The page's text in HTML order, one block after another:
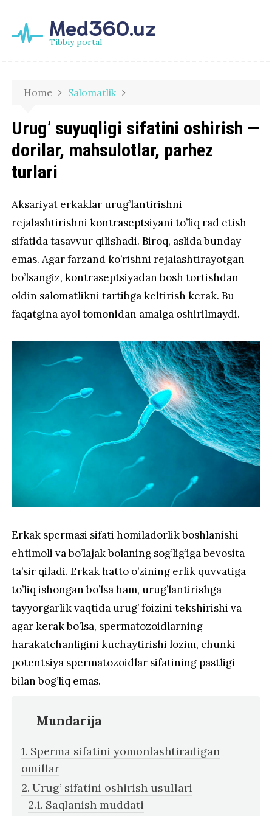
Med360.uz
Tibbiy portal
Home Salomatlik
Urug’ suyuqligi sifatini oshirish —
dorilar, mahsulotlar, parhez
turlari
Aksariyat erkaklar urug’lantirishni
rejalashtirishni kontraseptsiyani to’liq rad etish
sifatida tasavvur qilishadi. Biroq, aslida bunday
emas. Agar farzand ko’rishni rejalashtirayotgan
bo’lsangiz, kontraseptsiyadan bosh tortishdan
oldin salomatlikni tartibga keltirish kerak. Bu
faqatgina ayol tomonidan amalga oshirilmaydi.
Erkak spermasi sifati homiladorlik boshlanishi
ehtimoli va bo’lajak bolaning sog’lig’iga bevosita
ta’sir qiladi. Erkak hatto o’zining erlik quvvatiga
to’liq ishongan bo’lsa ham, urug’lantirishga
tayyorgarlik vaqtida urug’ foizini tekshirishi va
agar kerak bo’lsa, spermatozoidlarning
harakatchanligini kuchaytirishi lozim, chunki
potentsiya spermatozoidlar sifatining pastligi
bilan bog’liq emas.
Mundarija
Sperma sifatini yomonlashtiradigan
omillar
Urug’ sifatini oshirish usullari
Saqlanish muddati